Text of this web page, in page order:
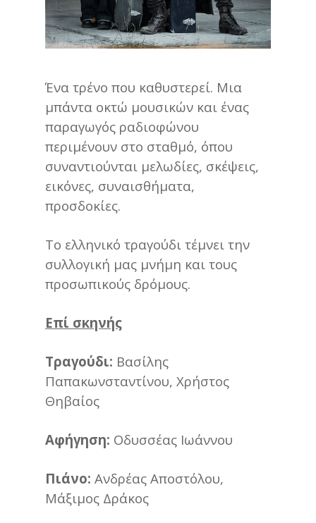
Ένα τρένο που καθυστερεί. Μια
μπάντα οκτώ μουσικών και ένας
παραγωγός ραδιοφώνου
περιμένουν στο σταθμό, όπου
συναντιούνται μελωδίες, σκέψεις,
εικόνες, συναισθήματα,
προσδοκίες.
Το ελληνικό τραγούδι τέμνει την
συλλογική μας μνήμη και τους
προσωπικούς δρόμους.
Επί σκηνής
Τραγούδι: Βασίλης
Παπακωνσταντίνου, Χρήστος
Θηβαίος
Αφήγηση: Οδυσσέας Ιωάννου
Πιάνο: Ανδρέας Αποστόλου,
Μάξιμος Δράκος